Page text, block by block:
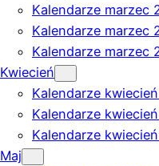
Kalendarze marzec
Kalendarze marzec
Kalendarze marzec
Kwiecień
Kalendarze
Kalendarze
Kalendarze
Maj